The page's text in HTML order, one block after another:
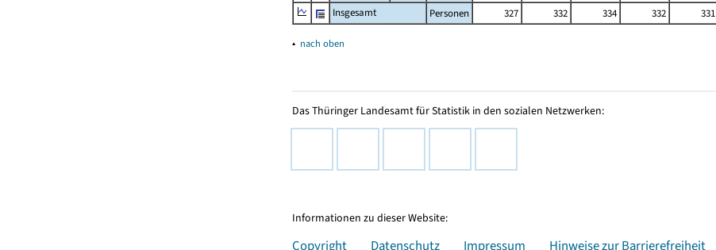
Insgesamt
Personen 327 332 334 332 331
▴ nach oben
Das Thüringer Landesamt für Statistik in den sozialen Netzwerken:
Informationen zu dieser Website:
Copyright Datenschutz Impressum Hinweise zur Barrierefreiheit